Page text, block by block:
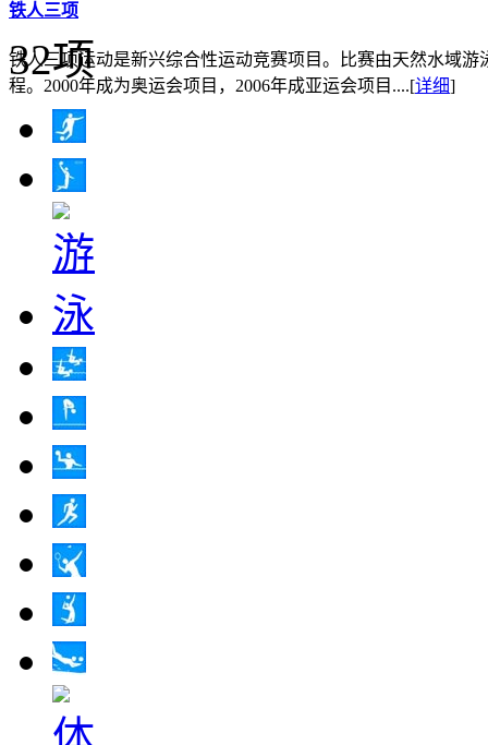
铁人三项
铁人三项运动是新兴综合性运动竞赛项目。比赛由天然水域
程。2000年成为奥运会项目，2006年成亚运会项目....[详细]
32项